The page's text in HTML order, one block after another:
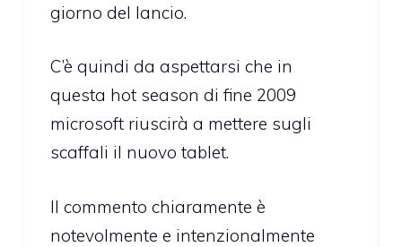
giorno del lancio.
C’è quindi da aspettarsi che in
questa hot season di fine 2009
microsoft riuscirà a mettere sugli
scaffali il nuovo tablet.
Il commento chiaramente è
notevolmente e intenzionalmente